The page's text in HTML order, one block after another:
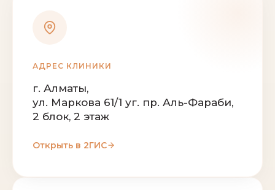
АДРЕС КЛИНИКИ
г. Алматы,
ул. Маркова 61/1 уг. пр. Аль-Фараби,
2 блок, 2 этаж
Открыть в 2ГИС